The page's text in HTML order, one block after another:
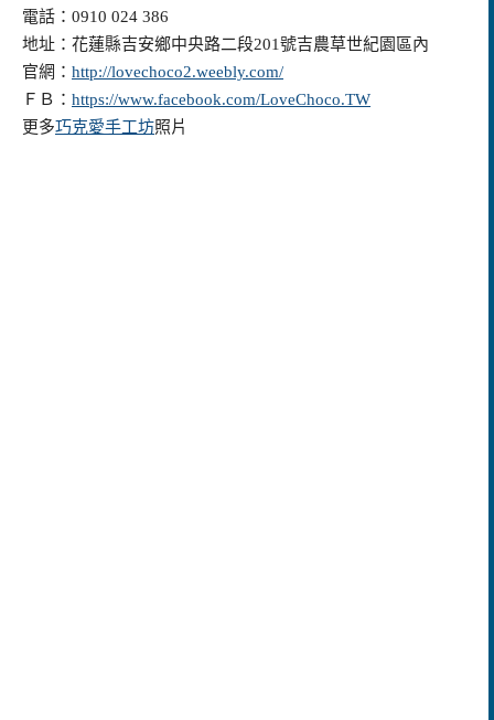
電話：0910 024 386
地址：花蓮縣吉安鄉中央路二段201號吉農草世紀園區內
官網： http://lovechoco2.weebly.com/
ＦＢ： https://www.facebook.com/LoveChoco.TW
更多巧克愛手工坊照片